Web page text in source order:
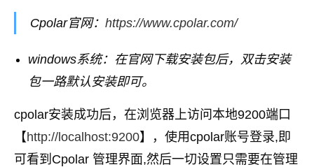
Cpolar官网： https://www.cpolar.com/
windows系统：在官网下载安装包后，双击安装
包一路默认安装即可。
cpolar安装成功后，在浏览器上访问本地9200端口
【 http://localhost:9200】，使用cpolar账号登录,即
可看到Cpolar 管理界面,然后一切设置只需要在管理